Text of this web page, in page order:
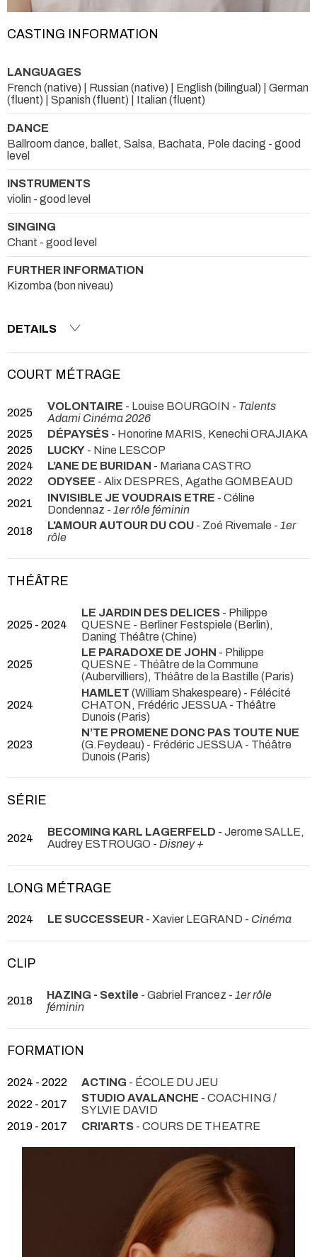
CASTING INFORMATION
LANGUAGES
French (native) | Russian (native) | English (bilingual) | German
(fluent) | Spanish (fluent) | Italian (fluent)
DANCE
Ballroom dance, ballet, Salsa, Bachata, Pole dacing - good
level
INSTRUMENTS
violin - good level
SINGING
Chant - good level
FURTHER INFORMATION
Kizomba (bon niveau)
DETAILS
COURT MÉTRAGE
2025 VOLONTAIRE - Louise BOURGOIN - Talents
Adami Cinéma 2026
2025
DÉPAYSÉS - Honorine MARIS, Kenechi ORAJIAKA
2025
LUCKY - Nine LESCOP
2024
L’ANE DE BURIDAN - Mariana CASTRO
2022
ODYSEE - Alix DESPRES, Agathe GOMBEAUD
2021
INVISIBLE JE VOUDRAIS ETRE - Céline
Dondennaz - 1er rôle féminin
2018
L'AMOUR AUTOUR DU COU - Zoé Rivemale - 1er
rôle
THÉÂTRE
2025 - 2024
LE JARDIN DES DELICES - Philippe
QUESNE - Berliner Festspiele (Berlin),
Daning Théâtre (Chine)
2025
LE PARADOXE DE JOHN - Philippe
QUESNE - Théâtre de la Commune
(Aubervilliers), Théâtre de la Bastille (Paris)
2024
HAMLET (William Shakespeare) - Félécité
CHATON, Frédéric JESSUA - Théâtre
Dunois (Paris)
2023
N’TE PROMENE DONC PAS TOUTE NUE
(G.Feydeau) - Frédéric JESSUA - Théâtre
Dunois (Paris)
SÉRIE
2024 BECOMING KARL LAGERFELD - Jerome SALLE,
Audrey ESTROUGO - Disney +
LONG MÉTRAGE
2024 LE SUCCESSEUR - Xavier LEGRAND - Cinéma
CLIP
2018 HAZING - Sextile - Gabriel Francez - 1er rôle
féminin
FORMATION
2024 - 2022 ACTING - ÉCOLE DU JEU
2022 - 2017
STUDIO AVALANCHE - COACHING /
SYLVIE DAVID
2019 - 2017
CRI'ARTS - COURS DE THEATRE